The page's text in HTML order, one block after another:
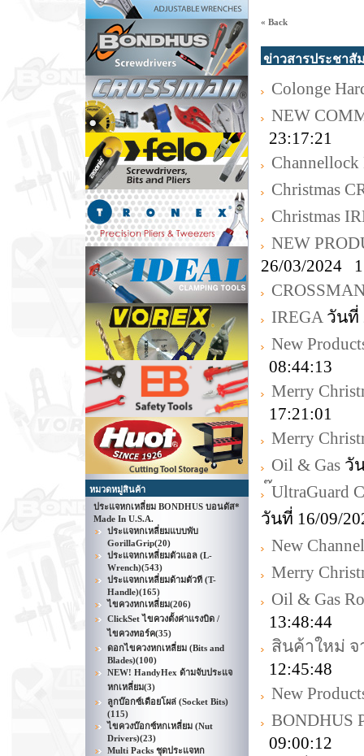
หมวดหมู่สินค้า
ประแจหกเหลี่ยม BONDHUS บอนดัส*
Made In U.S.A.
ประแจหกเหลี่ยมแบบพับ
GorillaGrip(20)
ประแจหกเหลี่ยมตัวแอล (L-
Wrench)(543)
ประแจหกเหลี่ยมด้ามตัวที (T-
Handle)(165)
ไขควงหกเหลี่ยม(206)
ClickSet ไขควงตั้งค่าแรงบิด /
ไขควงทอร์ค(35)
ดอกไขควงหกเหลี่ยม (Bits and
Blades)(100)
NEW! HandyHex ด้ามจับประแจ
หกเหลี่ยม(3)
ลูกบ๊อกซ์เดือยโผล่ (Socket Bits)
(115)
ไขควงบ๊อกซ์หกเหลี่ยม (Nut
Drivers)(23)
Multi Packs ชุดประแจหก
« Back
ข่าวสารประชาสั
Colonge
NEW
23:17:21
Christmas
Christmas
NEW
26/03/2024
IREGAวันที่
New
08:44:13
Merry
17:21:01
Merry
Oil & Gas วั
UltraGuard
วันที่ 16/09/
New
Merry
Oil & Gas
13:48:44
สินค้าใหม่ จ
12:45:48
New
BONDHUS
09:00:12